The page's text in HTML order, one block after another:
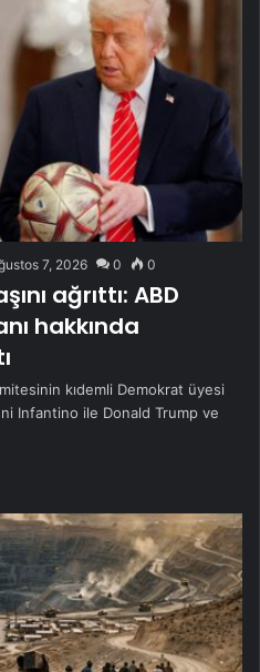
7, 2026 0 0
ağrıttı: ABD
hakkında
kıdemli Demokrat üyesi
Infantino ile Donald Trump ve